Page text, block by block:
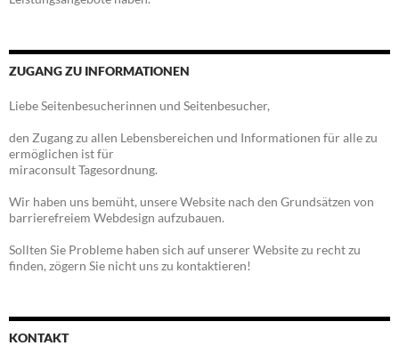
ZUGANG ZU INFORMATIONEN
Liebe Seitenbesucherinnen und Seitenbesucher,
den Zugang zu allen Lebensbereichen und Informationen für alle zu
ermöglichen ist für
miraconsult Tagesordnung.
Wir haben uns bemüht, unsere Website nach den Grundsätzen von
barrierefreiem Webdesign aufzubauen.
Sollten Sie Probleme haben sich auf unserer Website zu recht zu
finden, zögern Sie nicht uns zu kontaktieren!
KONTAKT